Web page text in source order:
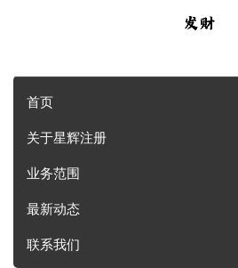
首页
关于星辉注册
业务范围
最新动态
联系我们